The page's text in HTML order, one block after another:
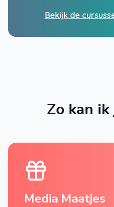
Bekijk de
Zo kan
Media Maatjes